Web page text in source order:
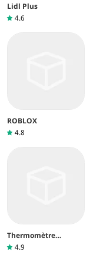
Lidl Plus
4.6
ROBLOX
4.8
Thermomètre
intérieur
4.9